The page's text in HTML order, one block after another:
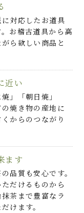
対応したお道具
お稽古道具から高
ら欲しい商品と
近い
」「朝日焼」
の焼き物の産地に
からのつながり
ます
品質も安心です。
だけるものから
茶まで豊富なラ
けます。